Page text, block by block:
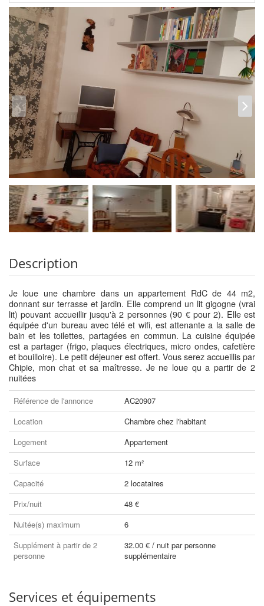
Description
Je loue une chambre dans un appartement RdC de 44 m2,
donnant sur terrasse et jardin. Elle comprend un lit gigogne (vrai
lit) pouvant accueillir jusqu'à 2 personnes (90 € pour 2). Elle est
équipée d'un bureau avec télé et wifi, est attenante a la salle de
bain et les toilettes, partagées en commun. La cuisine équipée
est a partager (frigo, plaques électriques, micro ondes, cafetière
et bouilloire). Le petit déjeuner est offert. Vous serez accueillis par
Chipie, mon chat et sa maîtresse. Je ne loue qu a partir de 2
nuitées
Référence de l'annonce
AC20907
Location
Chambre chez l'habitant
Logement
Appartement
Surface
12 m²
Capacité
2 locataires
Prix/nuit
48 €
Nuitée(s) maximum
6
Supplément à partir de 2
personne
32.00 € / nuit par personne
supplémentaire
Services et équipements